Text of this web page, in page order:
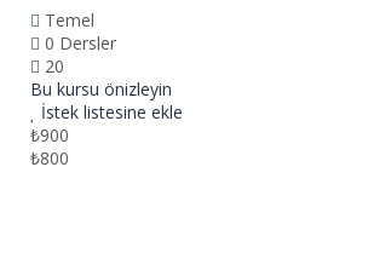
Temel
0 Dersler
20
Bu kursu önizleyin
İstek listesine ekle
₺900
₺800